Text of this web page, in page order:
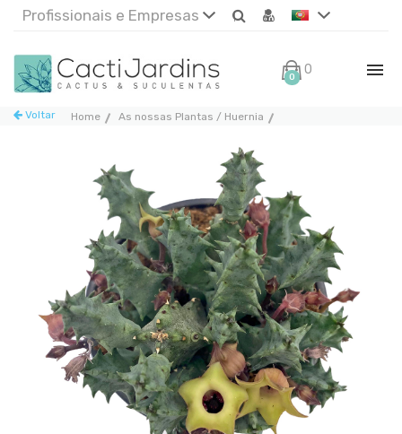
Profissionais e Empresas
0 0€
Home As nossas Plantas / Huernia
Voltar